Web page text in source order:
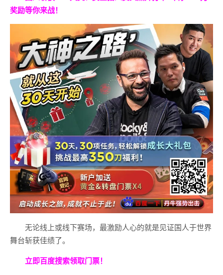
奖励等你来战！
无论线上或线下赛场，最激励人心的就是见证国人于世界
舞台斩获佳绩了。
立即百度搜索领取门票！